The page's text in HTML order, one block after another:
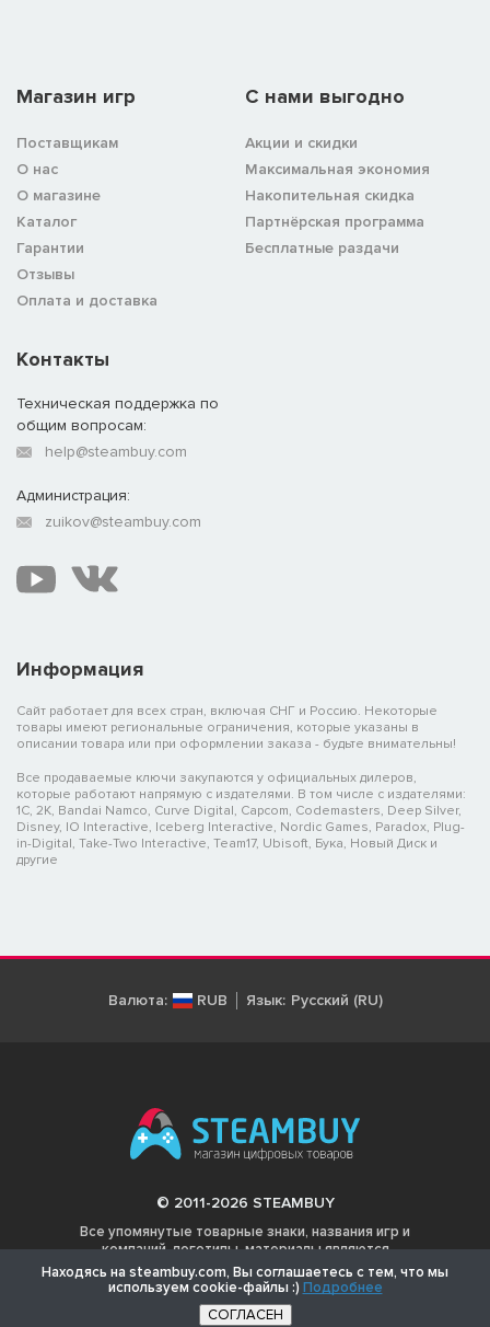
Магазин игр
Поставщикам
О нас
О магазине
Каталог
Гарантии
Отзывы
Оплата и доставка
C нами выгодно
Акции и скидки
Максимальная экономия
Накопительная скидка
Партнёрская программа
Бесплатные раздачи
Информация
Сайт работает для всех стран, включая СНГ и Россию. Некоторые
товары имеют региональные ограничения, которые указаны в
описании товара или при оформлении заказа - будьте внимательны!
Все продаваемые ключи закупаются у официальных дилеров,
которые работают напрямую с издателями. В том числе с издателями:
1C, 2K, Bandai Namco, Curve Digital, Capcom, Codemasters, Deep Silver,
Disney, IO Interactive, Iceberg Interactive, Nordic Games, Paradox, Plug-
in-Digital, Take-Two Interactive, Team17, Ubisoft, Бука, Новый Диск и
другие
Контакты
Техническая поддержка по
общим вопросам:
help@steambuy.com
Администрация:
zuikov@steambuy.com
Валюта: RUB Язык: Русский (RU)
© 2011-2026 STEAMBUY
Все упомянутые товарные знаки, названия игр и
компаний, логотипы, материалы являются
собственностью соответствующих владельцев.
Находясь на steambuy.com, Вы соглашаетесь с тем, что мы
используем cookie-файлы :) Подробнее